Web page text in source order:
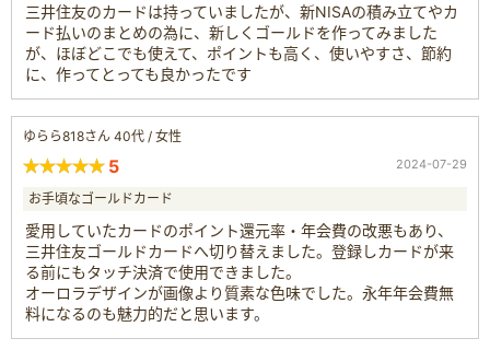
三井住友のカードは持っていましたが、新NISAの積み立てやカ
ード払いのまとめの為に、新しくゴールドを作ってみました
が、ほぼどこでも使えて、ポイントも高く、使いやすさ、節約
に、作ってとっても良かったです
ゆらら818さん 40代 / 女性
5 2024-07-29
お手頃なゴールドカード
愛用していたカードのポイント還元率・年会費の改悪もあり、
三井住友ゴールドカードへ切り替えました。登録しカードが来
る前にもタッチ決済で使用できました。
オーロラデザインが画像より質素な色味でした。永年年会費無
料になるのも魅力的だと思います。